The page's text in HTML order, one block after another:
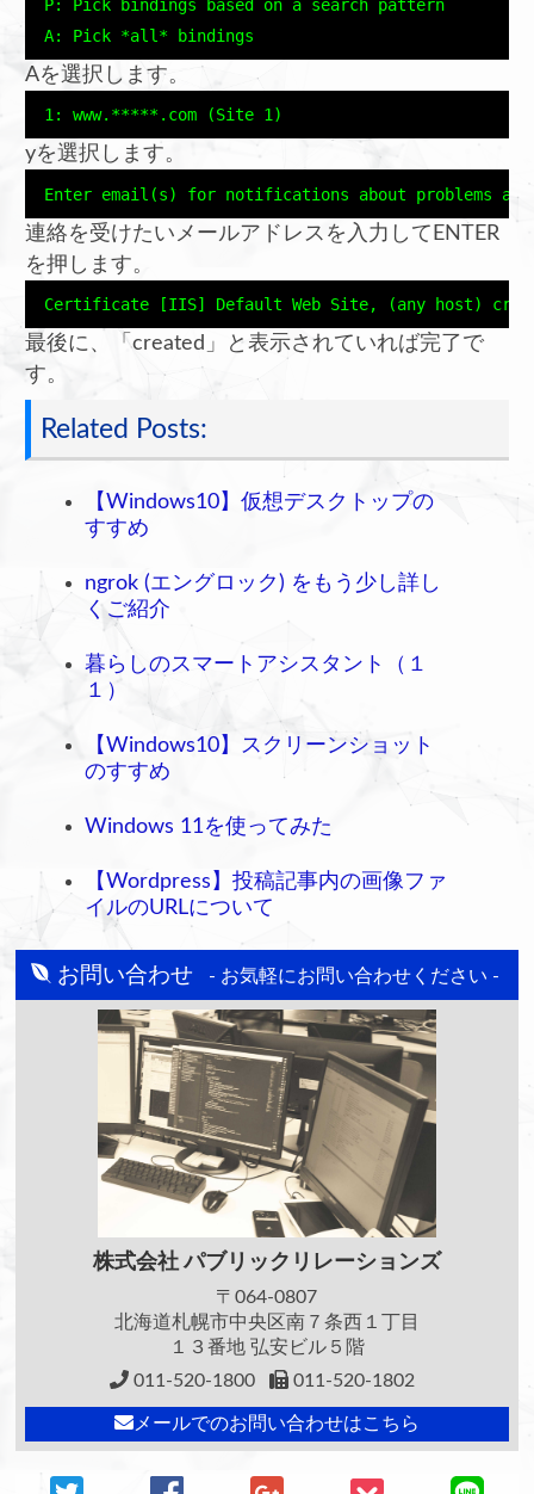
P: Pick bindings based on a search pattern
Aを選択します。
1: www.*****.com (Site 1)
yを選択します。
Enter email(s) for notifications about problems and
連絡を受けたいメールアドレスを入力してENTER
を押します。
Certificate [IIS] Default Web Site, (any host)
最後に、「created」と表示されていれば完了で
す。
Related Posts:
【Windows10】仮想デスクトップの
すすめ
ngrok (エングロック) をもう少し詳し
くご紹介
暮らしのスマートアシスタント（１
１）
【Windows10】スクリーンショット
のすすめ
Windows 11を使ってみた
【Wordpress】投稿記事内の画像ファ
イルのURLについて
お問い合わせ - お気軽にお問い合わせください -
株式会社パブリックリレーションズ
〒064-0807
北海道札幌市中央区南７条西１丁目
１３番地 弘安ビル５階
011-520-1800
011-520-1802
メールでのお問い合わせはこちら